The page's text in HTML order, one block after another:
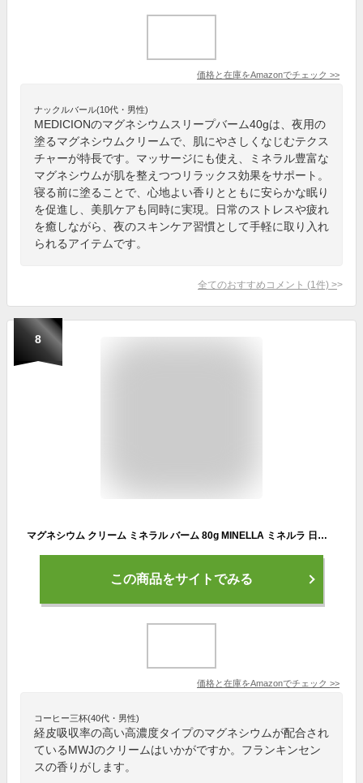
価格と在庫をAmazonでチェック >>
ナックルバール(10代・男性)
MEDICIONのマグネシウムスリープバーム40gは、夜用の
塗るマグネシウムクリームで、肌にやさしくなじむテクス
チャーが特長です。マッサージにも使え、ミネラル豊富な
マグネシウムが肌を整えつつリラックス効果をサポート。
寝る前に塗ることで、心地よい香りとともに安らかな眠り
を促進し、美肌ケアも同時に実現。日常のストレスや疲れ
を癒しながら、夜のスキンケア習慣として手軽に取り入れ
られるアイテムです。
全てのおすすめコメント (1 件) >
8
マグネシウム クリーム ミネラル バーム 80g MINELLA ミネルラ 日本製 高濃度 経皮吸収 保湿 塗るマグネシウム マッサージ フランキンセンス イランイラン スポーツ アスリート 筋肉 (80ｇ, フランキンセンス)
この商品をサイトでみる
価格と在庫をAmazonでチェック >>
コーヒー三杯(40代・男性)
経皮吸収率の高い高濃度タイプのマグネシウムが配合され
ているMWJのクリームはいかがですか。フランキンセン
スの香りがします。